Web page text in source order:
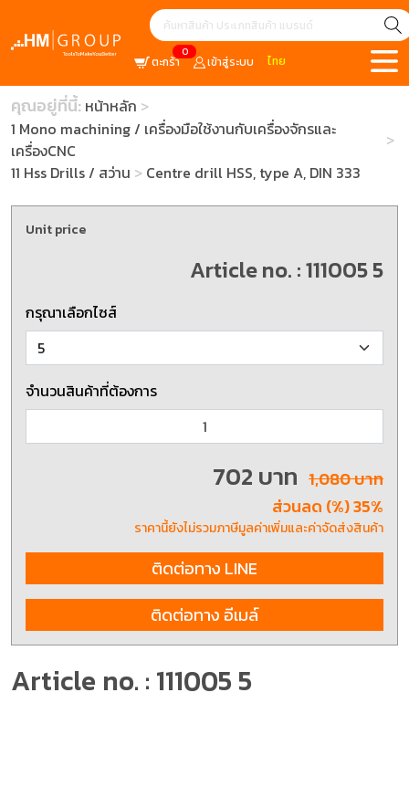
0
ตะกร้า เข้าสู่ระบบ ไทย
คุณอยู่ที่นี้: หน้าหลัก
1 Mono machining / เครื่องมือใช้งานกับเครื่องจักรและ
เครื่องCNC
11 Hss Drills / สว่าน
Centre drill HSS, type A, DIN 333
Article no. : 111005 5
Unit price
Article no. : 111005 5
กรุณาเลือกไซส์
จำนวนสินค้าที่ต้องการ
702 บาท 1,080 บาท
ส่วนลด (%) 35%
ราคานี้ยังไม่รวมภาษีมูลค่าเพิ่มและค่าจัดส่งสินค้า
ติดต่อทาง LINE
ติดต่อทาง อีเมล์